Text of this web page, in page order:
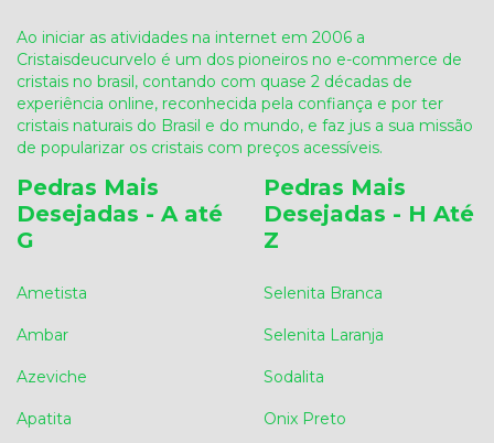
Ao iniciar as atividades na internet em 2006 a
Cristaisdeucurvelo é um dos pioneiros no e-commerce de
cristais no brasil, contando com quase 2 décadas de
experiência online, reconhecida pela confiança e por ter
cristais naturais do Brasil e do mundo, e faz jus a sua missão
de popularizar os cristais com preços acessíveis.
Pedras Mais
Desejadas - A até
G
Ametista
Ambar
Azeviche
Apatita
Pedras Mais
Desejadas - H Até
Z
Selenita Branca
Selenita Laranja
Sodalita
Onix Preto